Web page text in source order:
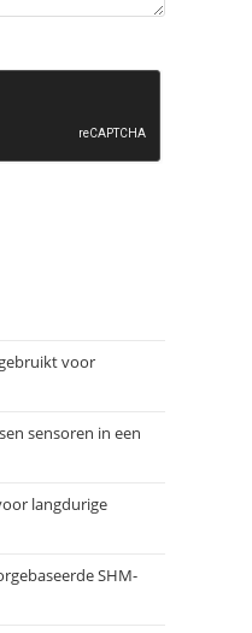
voor
sensoren in een
langdurige
SHM-